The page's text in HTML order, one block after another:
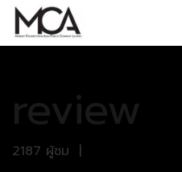
review
2187 ผู้ชม |